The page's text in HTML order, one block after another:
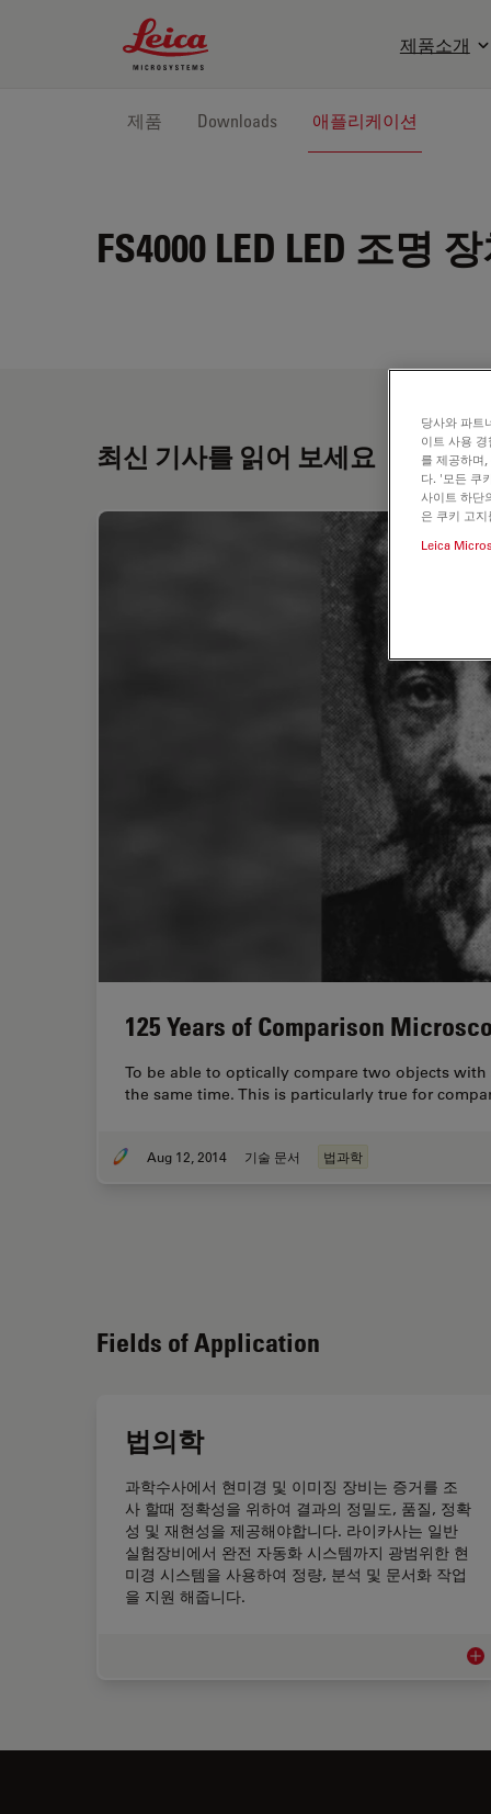
Leica Microsystems Logo
제품소개
제품 Downloads 애플리케이션
FS4000 LED LED 조명
최신 기사를 읽어 보세요
125 Years of Comparison
To be able to optically compare two objects
the same time. This is particularly true for
Aug 12, 2014 기술 문서 법과학
Fields of Application
법의학
과학수사에서 현미경 및 이미징 장비는 증거를 조
사 할때 정확성을 위하여 결과의 정밀도, 품질, 정확
성 및 재현성을 제공해야합니다. 라이카사는 일반
실험장비에서 완전 자동화 시스템까지 광범위한 현
미경 시스템을 사용하여 정량, 분석 및 문서화 작업
을 지원 해줍니다.
법
당사와 파트
이트 사용
를 제공하며
다. '모든 쿠
사이트 하단
은 쿠키 고
Leica